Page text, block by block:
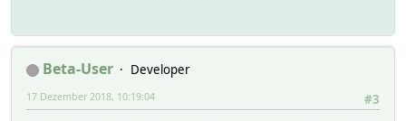
Beta-User
Developer
#3
17 Dezember 2018, 10:19:04